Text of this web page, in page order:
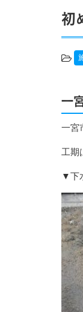
初
一
一宮
工期
▼下